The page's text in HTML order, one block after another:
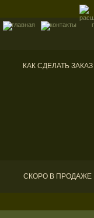
КАК СДЕЛАТЬ ЗАКАЗ
СКОРО В ПРОДАЖЕ